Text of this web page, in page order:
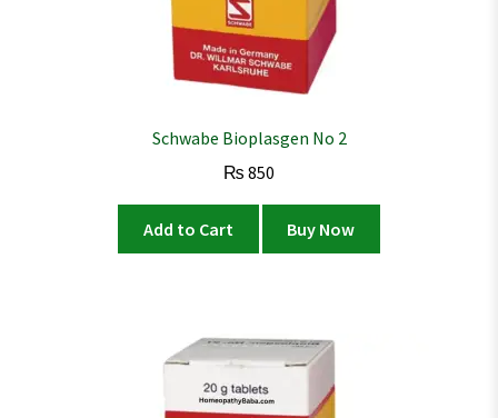
Schwabe Bioplasgen No 2
₨ 850
Add to Cart Buy Now